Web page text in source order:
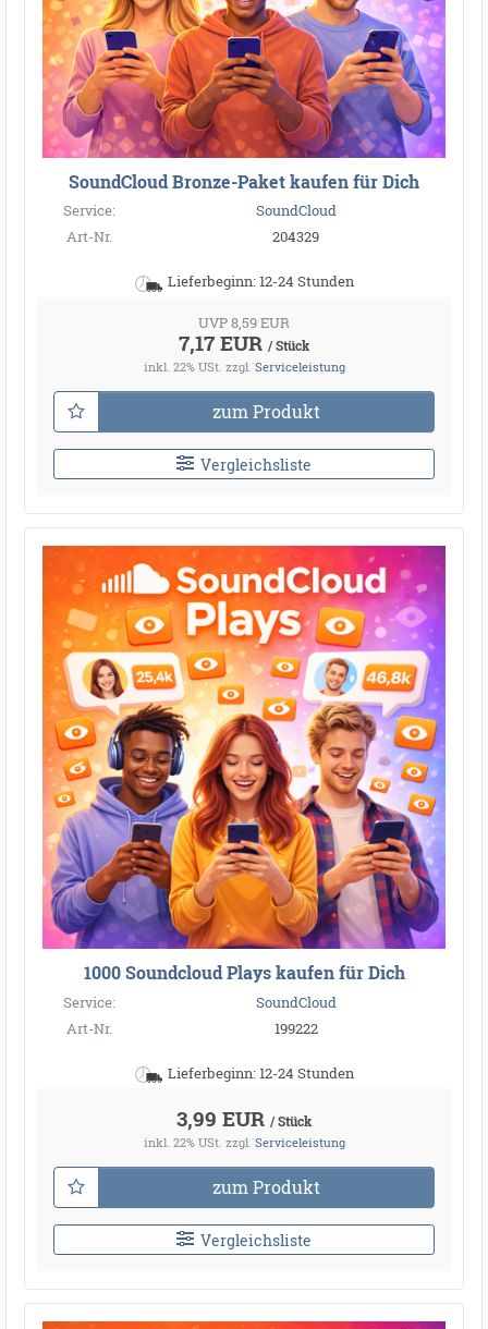
SoundCloud Bronze-Paket kaufen für Dich
Service:
SoundCloud
Art-Nr.
204329
Lieferbeginn: 12-24 Stunden
UVP 8,59 EUR
7,17 EUR / Stück
inkl. 22% USt. zzgl. Serviceleistung
zum Produkt
Vergleichsliste
1000 Soundcloud Plays kaufen für Dich
Service:
SoundCloud
Art-Nr.
199222
Lieferbeginn: 12-24 Stunden
3,99 EUR / Stück
inkl. 22% USt. zzgl. Serviceleistung
zum Produkt
Vergleichsliste